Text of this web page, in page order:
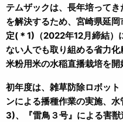
テムザックは、長年培って
を解決するため、宮崎県延
定(＊1)（2022年12月締結
ない人でも取り組める省力化
米粉用米の水稲直播栽培を開
初年度は、雑草防除ロボッ
ンによる播種作業の実施、
3)、『雷鳥３号』による害